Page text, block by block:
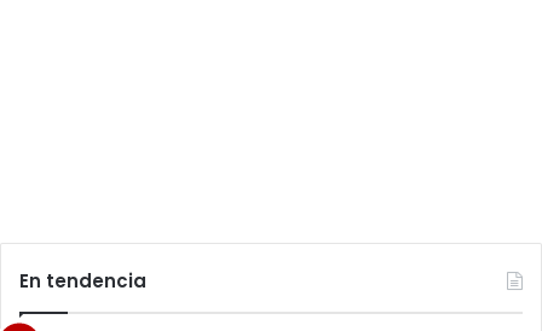
En tendencia